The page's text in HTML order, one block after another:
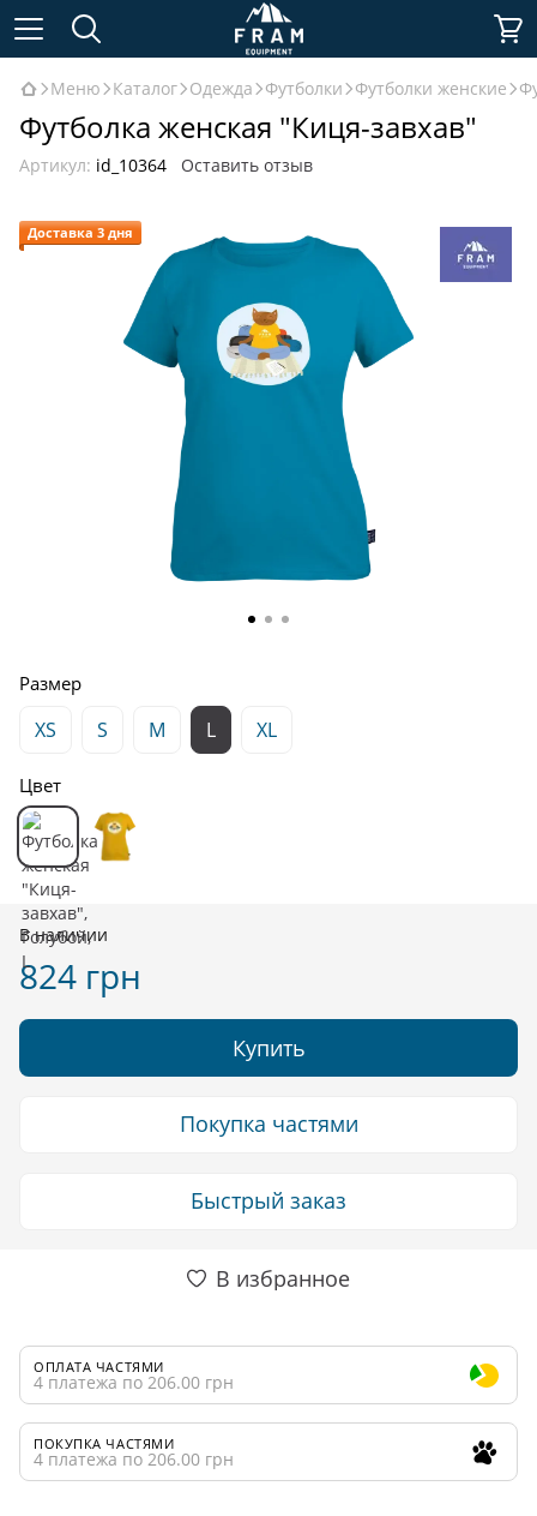
Меню Каталог Одежда Футболки Футболки женские
Футболка женская "Киця-завхав"
Артикул: id_10364 Оставить отзыв
Доставка 3 дня
Размер
XS S M L XL
Цвет
В наличии
824 грн
Купить
Покупка частями
Быстрый заказ
В избранное
ОПЛАТА ЧАСТЯМИ
4 платежа по 206.00 грн
ПОКУПКА ЧАСТЯМИ
4 платежа по 206.00 грн